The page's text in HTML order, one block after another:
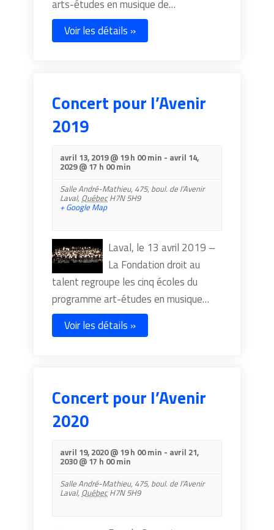
arts-études en musique de…
Voir les détails »
Concert pour l’Avenir
2019
avril 13, 2019 @ 19 h 00 min - avril 14,
2029 @ 17 h 00 min
Salle André-Mathieu, 475, boul. de l’Avenir
Laval, Québec H7N 5H9
+ Google Map
Laval, le 13 avril 2019 –
La Fondation droit au
talent regroupe les cinq écoles du
programme art-études en musique…
Voir les détails »
Concert pour l’Avenir
2020
avril 19, 2020 @ 19 h 00 min - avril 21,
2030 @ 17 h 00 min
Salle André-Mathieu, 475, boul. de l’Avenir
Laval, Québec H7N 5H9